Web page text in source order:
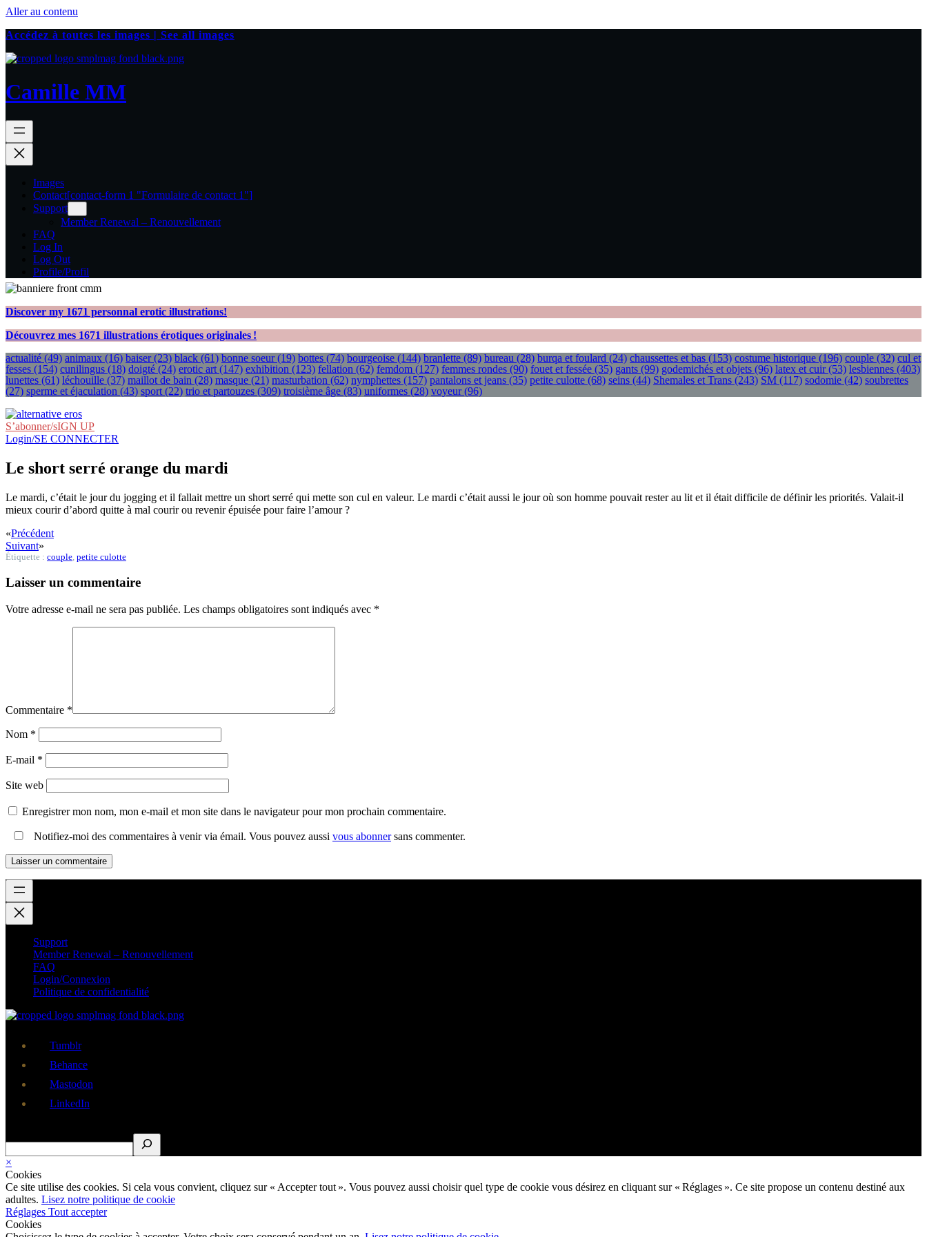
Aller au contenu
Accédez à toutes les images | See all images
Camille MM
Images
Contact[contact-form 1 "Formulaire de contact 1"]
Support
Member Renewal – Renouvellement
FAQ
Log In
Log Out
Profile/Profil
Discover my 1671 personnal erotic illustrations!
Découvrez mes 1671 illustrations érotiques originales !
actualité (49) animaux (16) baiser(23) black (61) bonne soeur(19) bottes (74) bourgeoise (144) branlette (89) bureau (28) burqa et foulard (24) chaussettes et bas (153) costume historique (196) couple (32) cul et
fesses (154) cunilingus (18) doigté (24) erotic art (147) exhibition (123) fellation (62) femdom (127) femmes rondes (90) fouet et fessée (35) gants (99) godemichés et objets (96) latex et cuir(53) lesbiennes (403)
lunettes (61) léchouille (37) maillot de bain (28) masque (21) masturbation (62) nymphettes (157) pantalons et jeans (35) petite culotte (68) seins (44) Shemales et Trans (243) SM (117) sodomie (42) soubrettes
(27) sperme et éjaculation (43) sport (22) trio et partouzes (309) troisième âge (83) uniformes (28) voyeur(96)
S’abonner/sIGN UP
Login/SE CONNECTER
Le short serré orange du mardi
Le mardi, c’était le jour du jogging et il fallait mettre un short serré qui mette son cul en valeur. Le mardi c’était aussi le jour où son homme pouvait rester au lit et il était difficile de définir les priorités. Valait-il
mieux courir d’abord quitte à mal courir ou revenir épuisée pour faire l’amour ?
«Précédent
Suivant»
Étiquette : couple petite culotte
Laisser un commentaire
Votre adresse e-mail ne sera pas publiée. Les champs obligatoires sont indiqués avec *
Commentaire *
Nom *
E-mail *
Site web
Enregistrer mon nom, mon e-mail et mon site dans le navigateur pour mon prochain commentaire.
Notifiez-moi des commentaires à venir via émail. Vous pouvez aussi vous abonnersans commenter.
Support
Member Renewal – Renouvellement
FAQ
Login/Connexion
Politique de confidentialité
Tumblr
Behance
Mastodon
LinkedIn
×
Cookies
Ce site utilise des cookies. Si cela vous convient, cliquez sur « Accepter tout ». Vous pouvez aussi choisir quel type de cookie vous désirez en cliquant sur « Réglages ». Ce site propose un contenu destiné aux
adultes. Lisez notre politique de cookie
Réglages Tout accepter
Cookies